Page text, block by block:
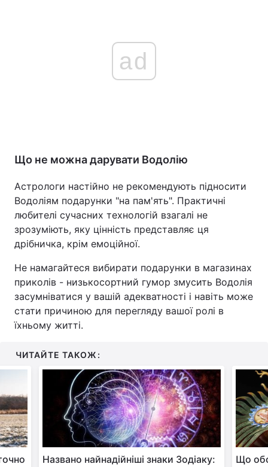
ad
Що не можна дарувати Водолію
Астрологи настійно не рекомендують підносити
Водоліям подарунки "на пам'ять". Практичні
любителі сучасних технологій взагалі не
зрозуміють, яку цінність представляє ця
дрібничка, крім емоційної.
Не намагайтеся вибирати подарунки в магазинах
приколів - низькосортний гумор змусить Водолія
засумніватися у вашій адекватності і навіть може
стати причиною для перегляду вашої ролі в
їхньому житті.
ЧИТАЙТЕ ТАКОЖ:
Названо найнадійніші знаки Зодіаку:
Що